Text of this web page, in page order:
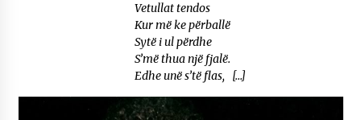
Vetullat tendos
Kur më ke përballë
Sytë i ul përdhe
S’më thua një fjalë.
Edhe unë s’të flas, […]